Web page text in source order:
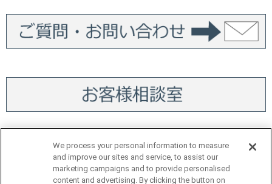
We process your personal information to measure
and improve our sites and service, to assist our
marketing campaigns and to provide personalised
content and advertising. By clicking the button on